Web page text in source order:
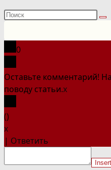
Поиск
сайте
0
Оставьте комментарий!
поводу статьи.x
()
x
| Ответить
Insert